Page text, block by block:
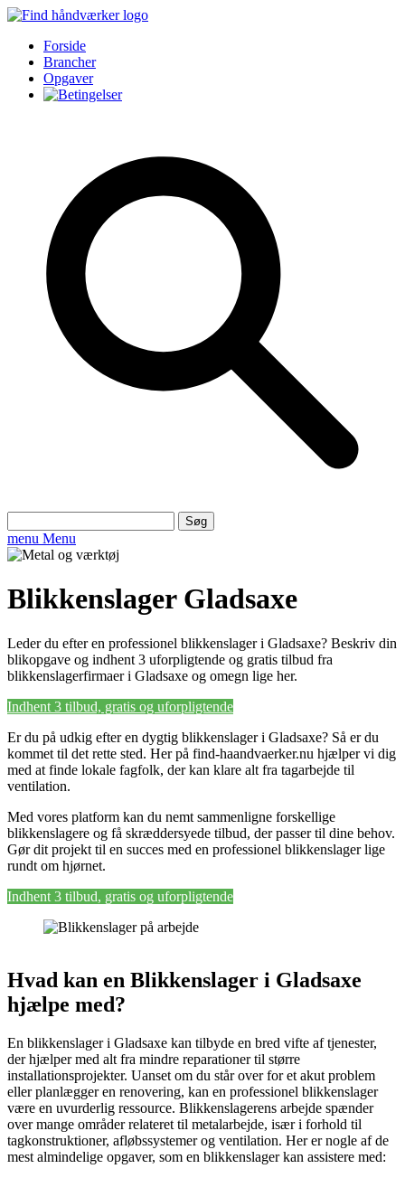
Forside
Brancher
Opgaver
efter:
menu Menu
Blikkenslager Gladsaxe
Leder du efter en professionel blikkenslager i Gladsaxe? Beskriv din
blikopgave og indhent 3 uforpligtende og gratis tilbud fra
blikkenslagerfirmaer i Gladsaxe og omegn lige her.
Indhent 3 tilbud, gratis og uforpligtende
Er du på udkig efter en dygtig blikkenslager i Gladsaxe? Så er du
kommet til det rette sted. Her på find-haandvaerker.nu hjælper vi dig
med at finde lokale fagfolk, der kan klare alt fra tagarbejde til
ventilation.
Med vores platform kan du nemt sammenligne forskellige
blikkenslagere og få skræddersyede tilbud, der passer til dine behov.
Gør dit projekt til en succes med en professionel blikkenslager lige
rundt om hjørnet.
Indhent 3 tilbud, gratis og uforpligtende
Hvad kan en Blikkenslager i Gladsaxe
hjælpe med?
En blikkenslager i Gladsaxe kan tilbyde en bred vifte af tjenester,
der hjælper med alt fra mindre reparationer til større
installationsprojekter. Uanset om du står over for et akut problem
eller planlægger en renovering, kan en professionel blikkenslager
være en uvurderlig ressource. Blikkenslagerens arbejde spænder
over mange områder relateret til metalarbejde, især i forhold til
tagkonstruktioner, afløbssystemer og ventilation. Her er nogle af de
mest almindelige opgaver, som en blikkenslager kan assistere med: